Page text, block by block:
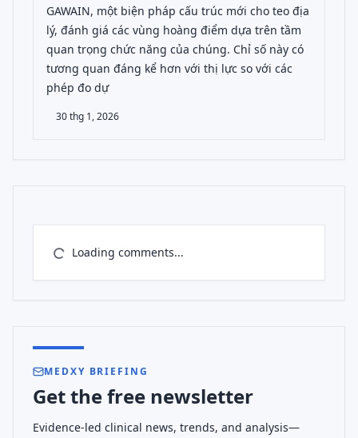
GAWAIN, một biện pháp cấu trúc mới cho teo địa
lý, đánh giá các vùng hoàng điểm dựa trên tầm
quan trọng chức năng của chúng. Chỉ số này có
tương quan đáng kể hơn với thị lực so với các
phép đo dự
30 thg 1, 2026
Loading comments...
MEDXY BRIEFING
Get the free newsletter
Evidence-led clinical news, trends, and analysis—